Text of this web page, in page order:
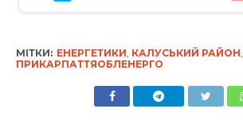
МІТКИ: ЕНЕРГЕТИКИ, КАЛУСЬКИЙ РАЙОН,
ПРИКАРПАТТЯОБЛЕНЕРГО